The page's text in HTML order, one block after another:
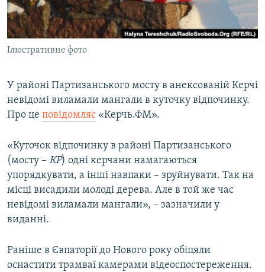
ВІДЕОУРОКИ «ELIFBE»
СВІДЧЕННЯ ОКУПАЦІЇ
УКРАЇНСЬКА ПРОБЛЕМА КРИМУ
Русский
Qırımtatar
Ілюстративне фото
У районі Партизанського мосту в анексованій Керчі
невідомі виламали мангали в куточку відпочинку.
Про це повідомляє «Керчь.ФМ».
«Куточок відпочинку в районі Партизанського
(мосту – КР) одні керчани намагаються
упорядкувати, а інші навпаки – зруйнувати. Так на
місці висадили молоді дерева. Але в той же час
невідомі виламали мангали», – зазначили у
виданні.
Раніше в Євпаторії до Нового року обіцяли
оснастити трамваї камерами відеоспостереження.